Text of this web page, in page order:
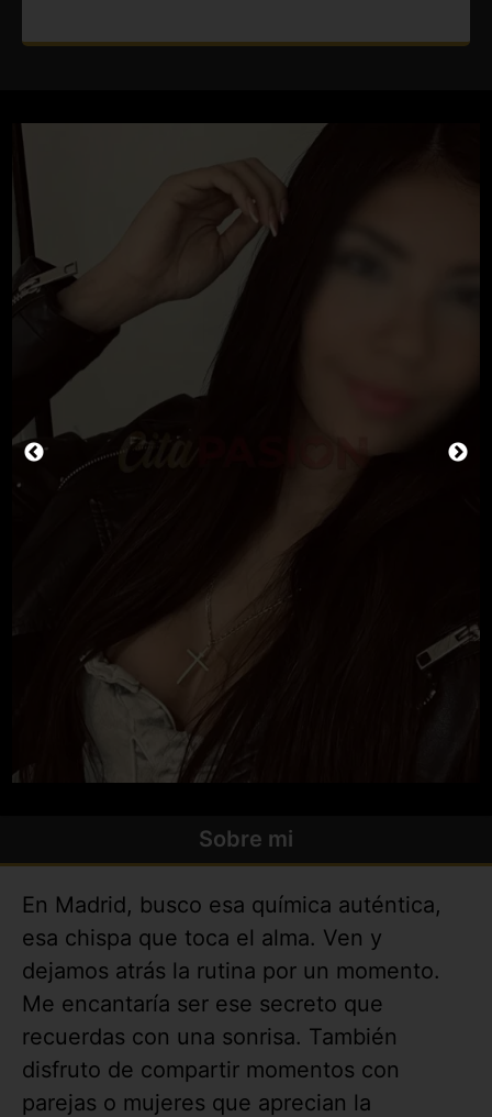
Sobre mi
En Madrid, busco esa química auténtica,
esa chispa que toca el alma. Ven y
dejamos atrás la rutina por un momento.
Me encantaría ser ese secreto que
recuerdas con una sonrisa. También
disfruto de compartir momentos con
parejas o mujeres que aprecian la